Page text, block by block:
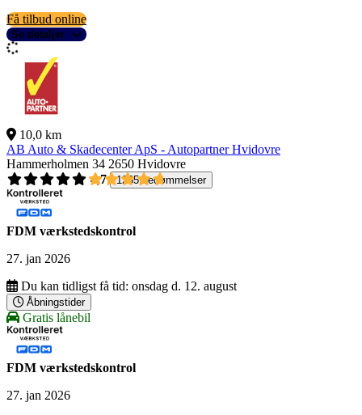
Få tilbud online
Se detaljer
10,0 km
AB Auto & Skadecenter ApS - Autopartner Hvidovre
Hammerholmen 34 2650 Hvidovre
4,7
1265 bedømmelser
FDM værkstedskontrol
27. jan 2026
Du kan tidligst få tid: onsdag d. 12. august
Åbningstider
Gratis lånebil
FDM værkstedskontrol
27. jan 2026